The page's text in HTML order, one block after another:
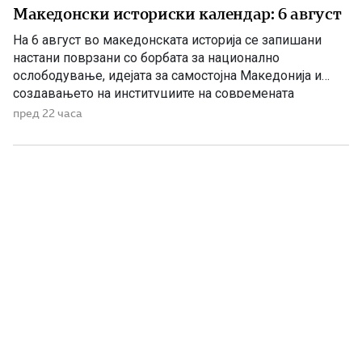
Македонски историски календар: 6 август
На 6 август во македонската историја се запишани
настани поврзани со борбата за национално
ослободување, идејата за самостојна Македонија и
создавањето на институциите на современата
македонска држава. 1875 – Роден е Григорие Хаџи
Григорие Хаџи Ташковиќ – македонски револуционер,
пред 22 часа